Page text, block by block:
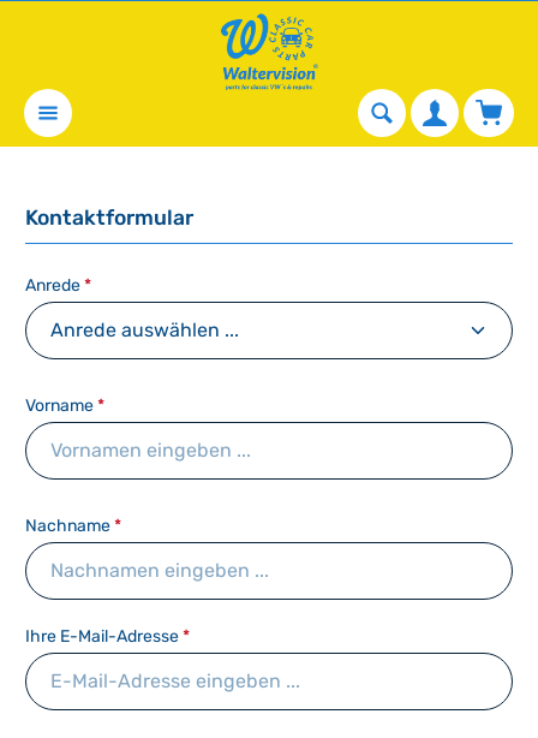
Kontaktformular
Anrede*
Vorname*
Nachname*
Ihre E-Mail-Adresse*